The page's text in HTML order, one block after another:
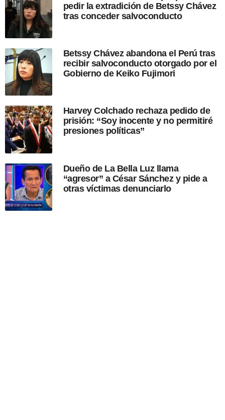
b
l
c
i
ó
pedir la extradición de Betssy Chávez
tras conceder salvoconducto
Betssy Chávez abandona el Perú tras
recibir salvoconducto otorgado por el
Gobierno de Keiko Fujimori
Harvey Colchado rechaza pedido de
prisión: “Soy inocente y no permitiré
presiones políticas”
Dueño de La Bella Luz llama
“agresor” a César Sánchez y pide a
otras víctimas denunciarlo